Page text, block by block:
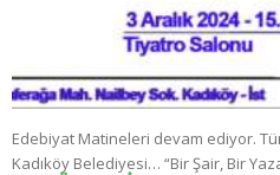
Edebiyat Matineleri devam ediyor.
Kadıköy Belediyesi… “Bir Şair, Bir